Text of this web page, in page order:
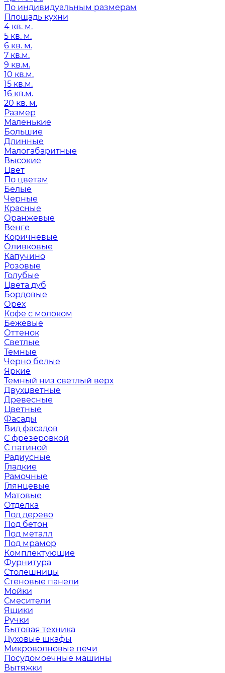
По индивидуальным размерам
Площадь кухни
4 кв. м.
5 кв. м.
6 кв. м.
7 кв.м.
9 кв.м.
10 кв.м.
15 кв.м.
16 кв.м.
20 кв. м.
Размер
Маленькие
Большие
Длинные
Малогабаритные
Высокие
Цвет
По цветам
Белые
Черные
Красные
Оранжевые
Венге
Коричневые
Оливковые
Капучино
Розовые
Голубые
Цвета дуб
Бордовые
Орех
Кофе с молоком
Бежевые
Оттенок
Светлые
Темные
Черно белые
Яркие
Темный низ светлый верх
Двухцветные
Древесные
Цветные
Фасады
Вид фасадов
С фрезеровкой
С патиной
Радиусные
Гладкие
Рамочные
Глянцевые
Матовые
Отделка
Под дерево
Под бетон
Под металл
Под мрамор
Комплектующие
Фурнитура
Столешницы
Стеновые панели
Мойки
Смесители
Ящики
Ручки
Бытовая техника
Духовые шкафы
Микроволновые печи
Посудомоечные машины
Вытяжки